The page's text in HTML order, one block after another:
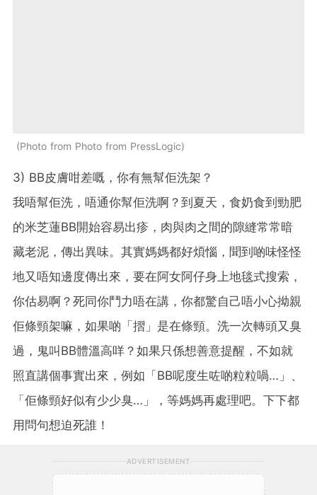
Photo from Photo from PressLogic
3) BB皮膚咁差嘅，你有無幫佢洗架？
我唔幫佢洗，唔通你幫佢洗啊？到夏天，食奶食到勁肥
的米芝蓮BB開始容易出疹，肉與肉之間的隙縫常常暗
藏老泥，傳出異味。其實媽媽都好煩惱，聞到啲味怪怪
地又唔知邊度傳出來，要在阿女阿仔身上地毯式搜索，
你估易啊？死同你鬥力唔在講，你都驚自己唔小心拗親
佢條頸架嘛，如果啲「摺」是在條頸。洗一次轉頭又臭
過，鬼叫BB體溫高咩？如果只係想善意提醒，不如就
照直講個事實出來，例如「BB呢度生咗啲粒粒喎…」、
「佢條頸好似有少少臭…」，等媽媽再處理吧。下下都
用問句想迫死誰！
ADVERTISEMENT